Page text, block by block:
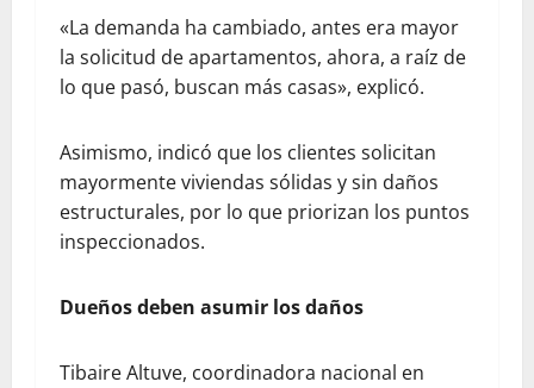
«La demanda ha cambiado, antes era mayor
la solicitud de apartamentos, ahora, a raíz de
lo que pasó, buscan más casas», explicó.
Asimismo, indicó que los clientes solicitan
mayormente viviendas sólidas y sin daños
estructurales, por lo que priorizan los puntos
inspeccionados.
Dueños deben asumir los daños
Tibaire Altuve, coordinadora nacional en